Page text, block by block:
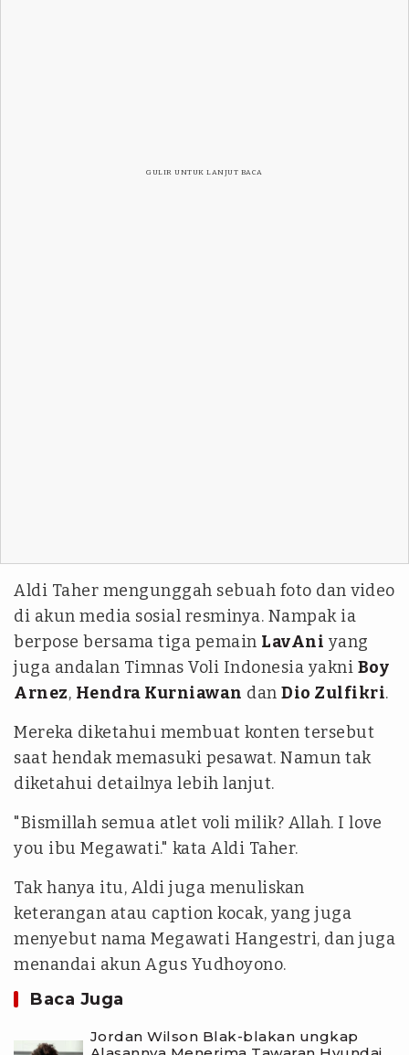
GULIR UNTUK LANJUT BACA
Aldi Taher mengunggah sebuah foto dan video
di akun media sosial resminya. Nampak ia
berpose bersama tiga pemain LavAni yang
juga andalan Timnas Voli Indonesia yakni Boy
Arnez, Hendra Kurniawan dan Dio Zulfikri.
Mereka diketahui membuat konten tersebut
saat hendak memasuki pesawat. Namun tak
diketahui detailnya lebih lanjut.
"Bismillah semua atlet voli milik? Allah. I love
you ibu Megawati." kata Aldi Taher.
Tak hanya itu, Aldi juga menuliskan
keterangan atau caption kocak, yang juga
menyebut nama Megawati Hangestri, dan juga
menandai akun Agus Yudhoyono.
Baca Juga
Jordan Wilson Blak-blakan ungkap